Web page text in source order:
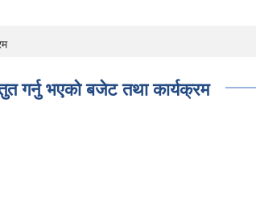
गर्नु भएको बजेट तथा कार्यक्रम